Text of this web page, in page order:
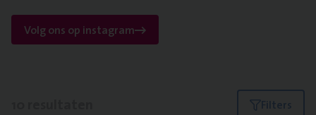
Volg ons op instagram
Filters